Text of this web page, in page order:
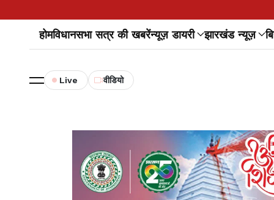
होमविधानसभा सत्र की खबरेंन्यूज़ डायरी झारखंड न्यूज़
Live वीडियो